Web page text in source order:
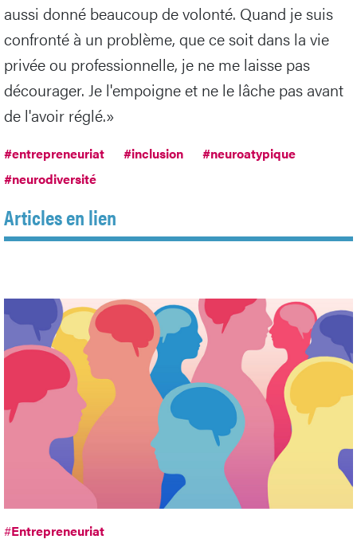
aussi donné beaucoup de volonté. Quand je suis
confronté à un problème, que ce soit dans la vie
privée ou professionnelle, je ne me laisse pas
décourager. Je l'empoigne et ne le lâche pas avant
de l'avoir réglé.»
#entrepreneuriat #inclusion
#neuroatypique
#neurodiversité
Articles en lien
#Entrepreneuriat